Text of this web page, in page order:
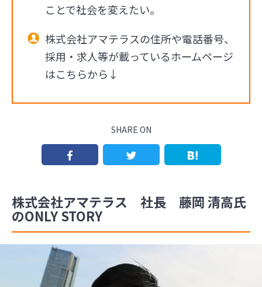
ことで社会を変えたい。
株式会社アマテラスの住所や電話番号、
採用・求人等が載っているホームページ
はこちらから↓
SHARE ON
株式会社アマテラス 社長 藤岡 清高氏
のONLY STORY